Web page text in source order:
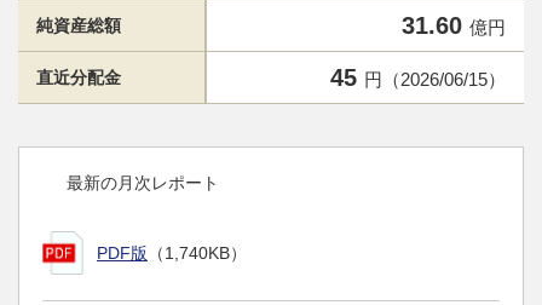
純資産総額 31.60 億円
直近分配金 45 円（2026/06/15）
最新の月次レポート
PDF版 （1,740KB）